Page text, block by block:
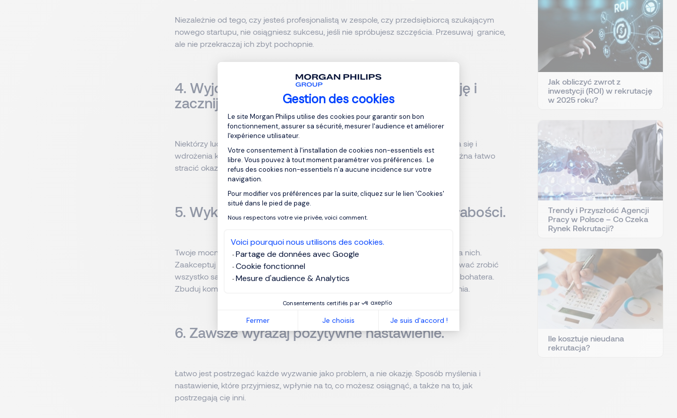
Gestion des cookies
Plateforme de Gestion du Consentement : Personnalisez vos Options
Le site Morgan Philips utilise des cookies pour garantir son bon
fonctionnement, assurer sa sécurité, mesurer l'audience et améliorer
l'expérience utilisateur.
Votre consentement à l'installation de cookies non-essentiels est
libre. Vous pouvez à tout moment paramétrer vos préférences. Le
refus des cookies non-essentiels n’a aucune incidence sur votre
navigation.
Pour modifier vos préférences par la suite, cliquez sur le lien 'Cookies'
situé dans le pied de page.
Nous respectons votre vie privée, voici comment.
Voici pourquoi nous utilisons des cookies.
Partage de données avec Google
Cookie fonctionnel
Mesure d'audience & Analytics
Consentements certifiés par
Fermer Je choisis Je suis d'accord !
Axeptio consent
Niezależnie od tego, czy jesteś profesjonalistą w zespole, czy przedsiębiorcą szukającym
nowego startupu, nie osiągniesz sukcesu, jeśli nie spróbujesz szczęścia. Przesuwaj granice,
ale nie przekraczaj ich zbyt pochopnie.
4. Wyjdź ze strefy rozmyślań, podejmij decyzję i
zacznij działać.
Niektórzy ludzie szukają nowych pomysłów, ale są niechętni do zaangażowania się i
wdrożenia konkretnego planu. W świecie, w którym obecnie funkcjonujemy, można łatwo
stracić okazję, nie działając szybko i zdecydowanie.
5. Wykorzystuj mocne strony i znaj własne słabości.
Twoje mocne strony to prawdziwa przewaga nad konkurencją, więc skup się na nich.
Zaakceptuj swoje słabości i znajdź pomoc, aby wypełnić te luki, zamiast próbować zrobić
wszystko samemu. Udany biznes wymaga zespołu silnych ludzi, a nie jednego bohatera.
Zbuduj komplementarny zespół, na którym możesz polegać i delegować zadania.
6. Zawsze wyrażaj pozytywne nastawienie.
Łatwo jest postrzegać każde wyzwanie jako problem, a nie okazję. Sposób myślenia i
nastawienie, które przyjmiesz, wpłynie na to, co możesz osiągnąć, a także na to, jak
postrzegają cię inni.
Jak obliczyć zwrot z
inwestycji (ROI) w rekrutację
w 2025 roku?
Trendy i Przyszłość Agencji
Pracy w Polsce – Co Czeka
Rynek Rekrutacji?
Ile kosztuje nieudana
rekrutacja?